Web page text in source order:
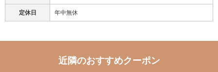
定休日 年中無休
近隣のおすすめクーポン